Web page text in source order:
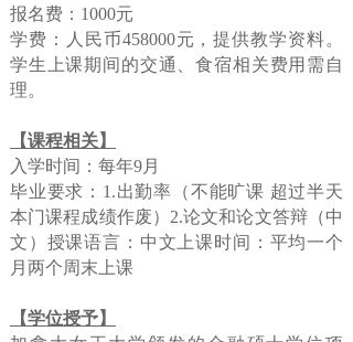
报名费：1000元
学费：人民币458000元，提供教学资料。
学生上课期间的交通、食宿相关费用需自
理。
【课程相关】
入学时间：每年9月
毕业要求：1.出勤率（不能旷课 超过半天
本门课程成绩作废）2.论文和论文答辩（中
文）授课语言：中文上课时间：平均一个
月两个周末上课
【学位授予】